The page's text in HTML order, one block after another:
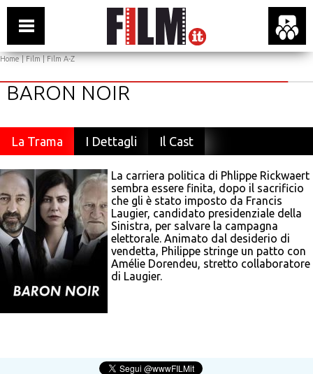
Home|Film|Film A-Z
BARON NOIR
La Trama I Dettagli Il Cast
La carriera politica di Phlippe Rickwaert
sembra essere finita, dopo il sacrificio
che gli è stato imposto da Francis
Laugier, candidato presidenziale della
Sinistra, per salvare la campagna
elettorale. Animato dal desiderio di
vendetta, Philippe stringe un patto con
Amélie Dorendeu, stretto collaboratore
di Laugier.